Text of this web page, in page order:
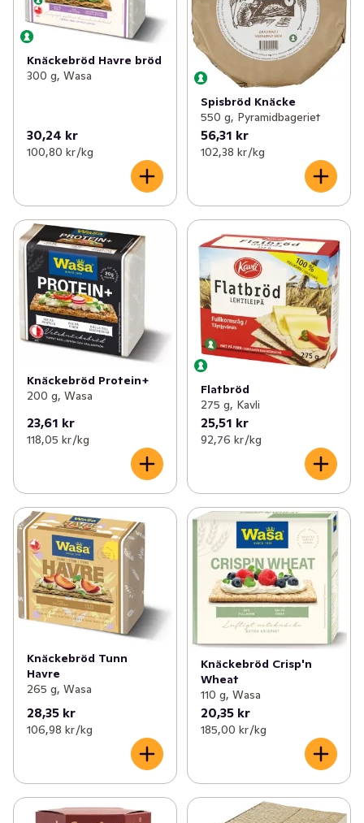
✓ Kaffebröd & tårtor (113)
Tilltugg
✓ Ströbröd (6)
✓ Hårt tunnbröd (6)
Knäckebröd Havre bröd
300 g, Wasa
30,24 kr
100,80 kr /kg
Spisbröd Knäcke
550 g, Pyramidbageriet
56,31 kr
102,38 kr /kg
Knäckebröd Protein+
200 g, Wasa
23,61 kr
118,05 kr /kg
Flatbröd
275 g, Kavli
25,51 kr
92,76 kr /kg
Knäckebröd Tunn
Havre
265 g, Wasa
28,35 kr
106,98 kr /kg
Knäckebröd Crisp'n
Wheat
110 g, Wasa
20,35 kr
185,00 kr /kg